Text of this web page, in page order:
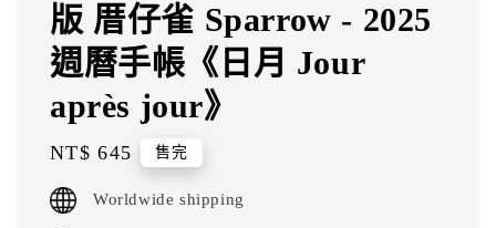
版 厝仔雀 Sparrow - 2025
週曆手帳《日月 Jour
après jour》
Regular
price
NT$ 645 售完
Worldwide shipping